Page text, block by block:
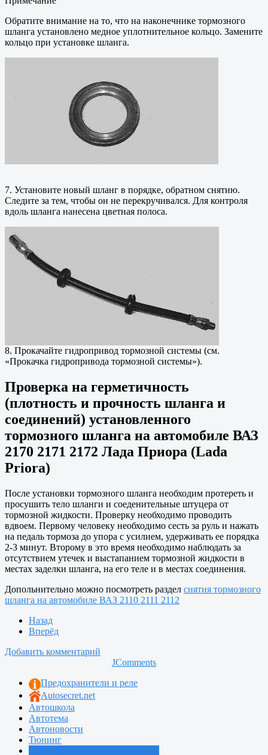
Обратите внимание на то, что на наконечнике тормозного
шланга установлено медное уплотнительное кольцо. Замените
кольцо при установке шланга.
7. Установите новый шланг в порядке, обратном снятию.
Следите за тем, чтобы он не перекручивался. Для контроля
вдоль шланга нанесена цветная полоса.
8. Прокачайте гидропривод тормозной системы (см.
«Прокачка гидропривода тормозной системы»).
Проверка на герметичность
(плотность и прочность шланга и
соединений) установленного
тормозного шланга на автомобиле ВАЗ
2170 2171 2172 Лада Приора (Lada
Priora)
После установки тормозного шланга необходим протереть и
просушить тело шланги и соеденительные штуцера от
тормозной жидкости. Проверку необходимо проводить
вдвоем. Первому человеку необходимо сесть за руль и нажать
на педаль тормоза до упора с усилием, удерживать ее порядка
2-3 минут. Второму в это время необходимо наблюдать за
отсутствием утечек и выстапанием тормозной жидкости в
местах заделки шланга, на его теле и в местах соединения.
Допольнительно можно посмотреть раздел снятия тормозного
шланга на автомобиле ВАЗ 2110 2111 2112
Назад
Вперёд
Добавить комментарий
JComments
Предохранители и реле
Autosecret.net
Автошкола
Автотема
Автоновости
Тюнинг